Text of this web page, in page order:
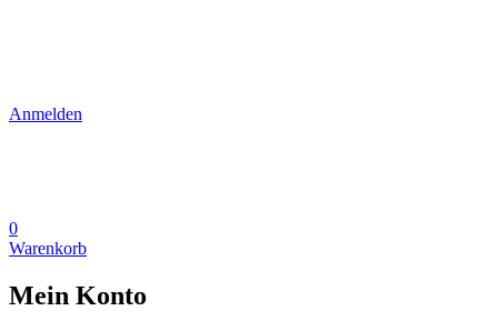
Anmelden
0
Warenkorb
Mein Konto